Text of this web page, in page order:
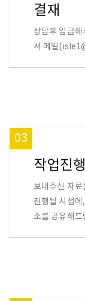
결재
상담후 입금해
서 메일
03
작업진행
보내주신 자
진행될 시점에
소를 공유해드